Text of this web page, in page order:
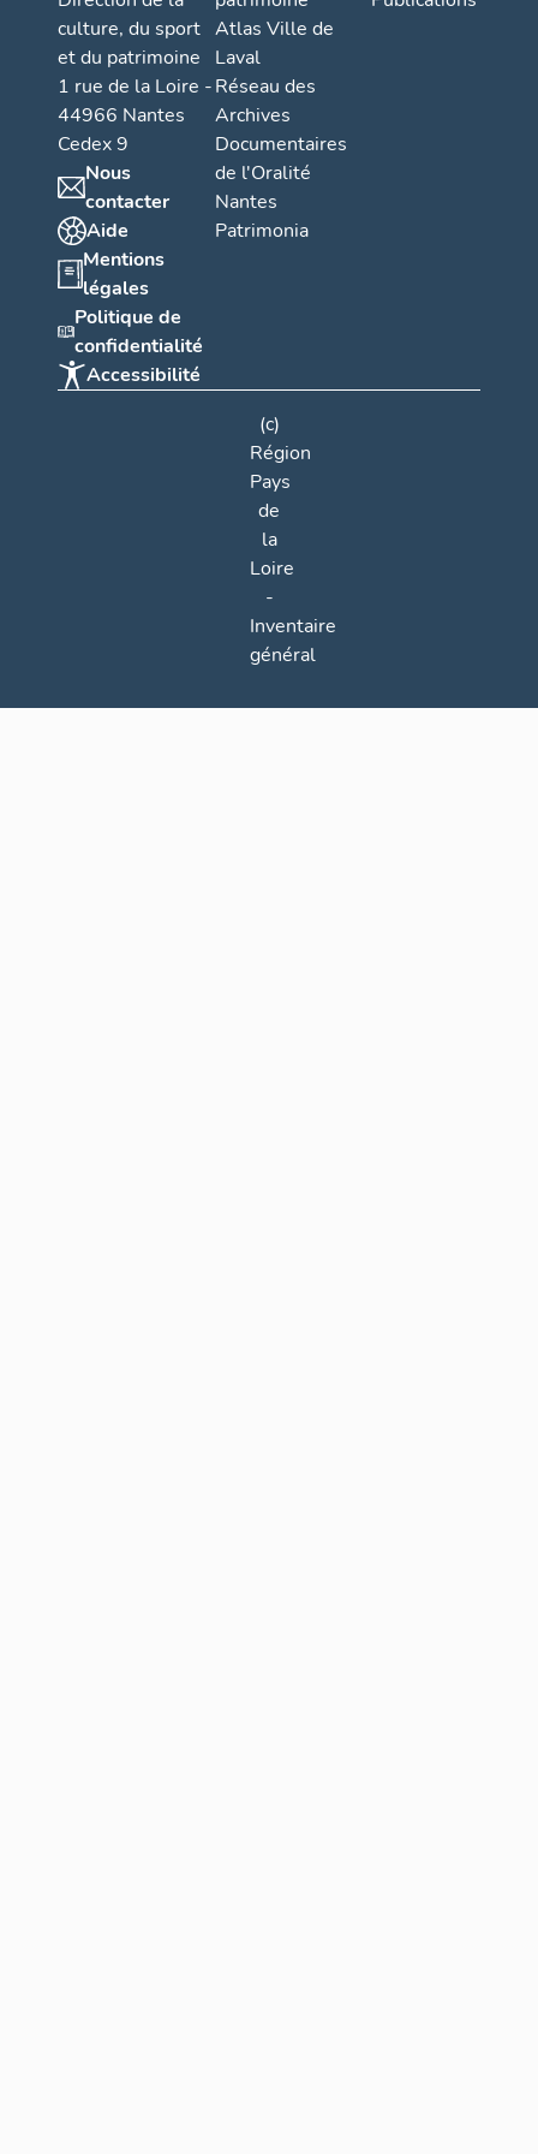
culture, du sport
et du patrimoine
1 rue de la Loire -
44966 Nantes
Cedex 9
Nous
contacter
Aide
Mentions
légales
Politique de
confidentialité
Accessibilité
Atlas Ville de
Laval
Réseau des
Archives
Documentaires
de l'Oralité
Nantes
Patrimonia
(c)
Région
Pays
de
la
Loire
-
Inventaire
général